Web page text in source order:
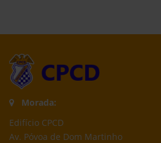
Morada:
Edifício CPCD
Av. Póvoa de Dom Martinho